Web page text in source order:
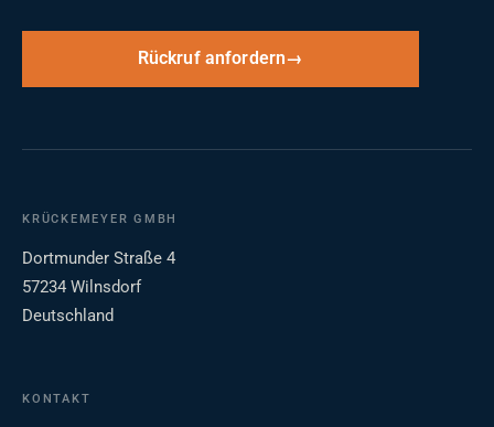
Rückruf anfordern
KRÜCKEMEYER GMBH
Dortmunder Straße 4
57234 Wilnsdorf
Deutschland
KONTAKT